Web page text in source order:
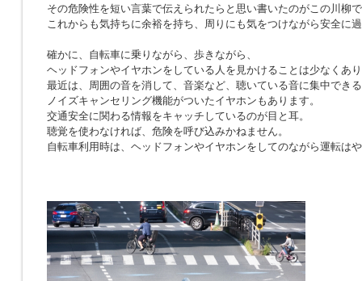
その危険性を短い言葉で伝えられたらと思い書いたのがこの川柳
これからも気持ちに余裕を持ち、周りにも気をつけながら安全に
確かに、自転車に乗りながら、歩きながら、
ヘッドフォンやイヤホンをしている人を見かけることは少なくあ
最近は、周囲の音を消して、音楽など、聴いている音に集中できる
ノイズキャンセリング機能がついたイヤホンもあります。
交通安全に関わる情報をキャッチしているのが目と耳。
聴覚を使わなければ、危険を呼び込みかねません。
自転車利用時は、ヘッドフォンやイヤホンをしてのながら運転は